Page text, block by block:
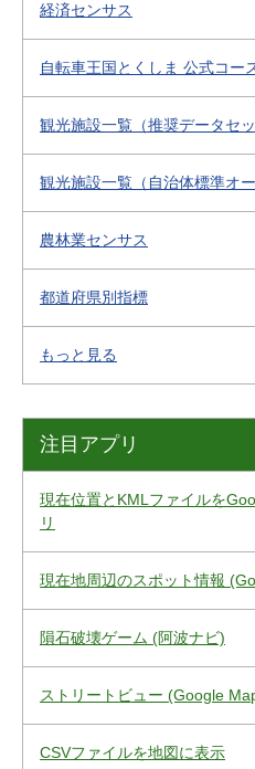
経済センサス
自転車王国とくしま 公式コー
観光施設一覧（推奨データセッ
観光施設一覧（自治体標準オ
農林業センサス
都道府県別指標
もっと見る
注目アプリ
現在位置とKMLファイルを
リ
現在地周辺のスポット情報
隕石破壊ゲーム (阿波ナビ)
ストリートビュー (Google
CSVファイルを地図に表示